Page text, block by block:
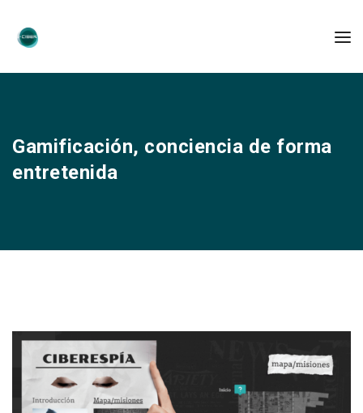
Gamificación, conciencia de forma
entretenida